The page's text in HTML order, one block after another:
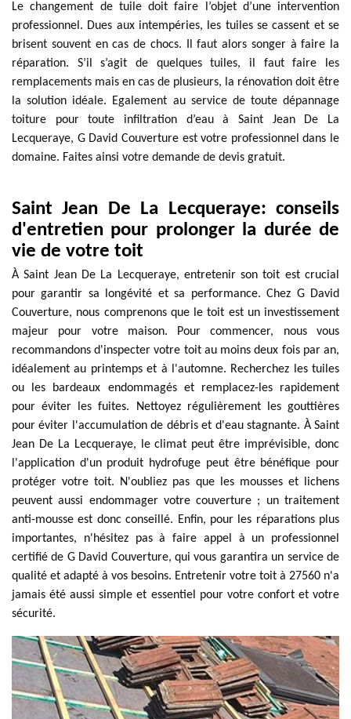
Le changement de tuile doit faire l’objet d’une intervention
professionnel. Dues aux intempéries, les tuiles se cassent et se
brisent souvent en cas de chocs. Il faut alors songer à faire la
réparation. S’il s’agit de quelques tuiles, il faut faire les
remplacements mais en cas de plusieurs, la rénovation doit être
la solution idéale. Egalement au service de toute dépannage
toiture pour toute infiltration d’eau à Saint Jean De La
Lecqueraye, G David Couverture est votre professionnel dans le
domaine. Faites ainsi votre demande de devis gratuit.
Saint Jean De La Lecqueraye: conseils
d'entretien pour prolonger la durée de
vie de votre toit
À Saint Jean De La Lecqueraye, entretenir son toit est crucial
pour garantir sa longévité et sa performance. Chez G David
Couverture, nous comprenons que le toit est un investissement
majeur pour votre maison. Pour commencer, nous vous
recommandons d'inspecter votre toit au moins deux fois par an,
idéalement au printemps et à l'automne. Recherchez les tuiles
ou les bardeaux endommagés et remplacez-les rapidement
pour éviter les fuites. Nettoyez régulièrement les gouttières
pour éviter l'accumulation de débris et d'eau stagnante. À Saint
Jean De La Lecqueraye, le climat peut être imprévisible, donc
l'application d'un produit hydrofuge peut être bénéfique pour
protéger votre toit. N'oubliez pas que les mousses et lichens
peuvent aussi endommager votre couverture ; un traitement
anti-mousse est donc conseillé. Enfin, pour les réparations plus
importantes, n'hésitez pas à faire appel à un professionnel
certifié de G David Couverture, qui vous garantira un service de
qualité et adapté à vos besoins. Entretenir votre toit à 27560 n'a
jamais été aussi simple et essentiel pour votre confort et votre
sécurité.